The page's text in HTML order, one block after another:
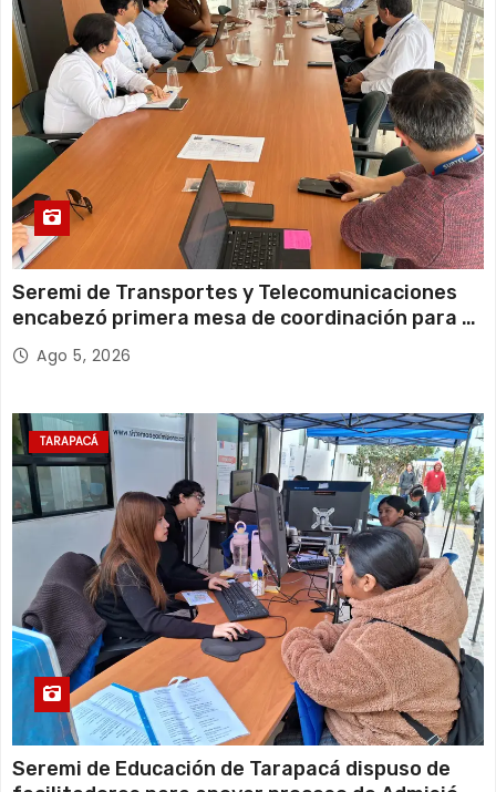
Seremi de Transportes y Telecomunicaciones
encabezó primera mesa de coordinación para el
retiro de cables en desuso en Iquique
Ago 5, 2026
TARAPACÁ
Seremi de Educación de Tarapacá dispuso de